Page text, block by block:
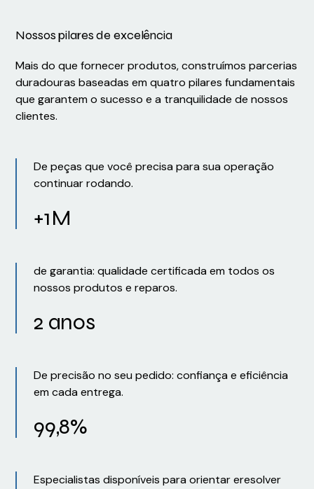
Nossos pilares de excelência
Mais do que fornecer produtos, construímos parcerias
duradouras baseadas em quatro pilares fundamentais
que garantem o sucesso e a tranquilidade de nossos
clientes.
De peças que você precisa para sua operação
continuar rodando.
+1M
de garantia: qualidade certificada em todos os
nossos produtos e reparos.
2 anos
De precisão no seu pedido: confiança e eficiência
em cada entrega.
99,8%
Especialistas disponíveis para orientar eresolver